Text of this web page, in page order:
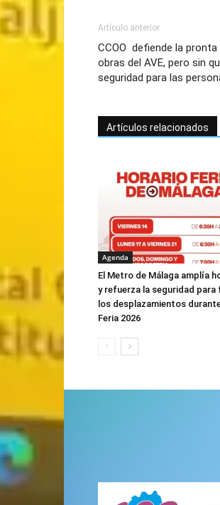
Artículo anterior
CCOO defiende la
obras del AVE, pero sin
seguridad para las
Artículos relacionados
Agenda
El Metro de Málaga amplía
y refuerza la seguridad
los desplazamientos
Feria 2026